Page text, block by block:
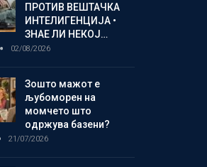
ПРОТИВ ВЕШТАЧКА
ИНТЕЛИГЕНЦИЈА •
ЗНАЕ ЛИ НЕКОЈ…
02/08/2026
Зошто мажот е
љубоморен на
момчето што
одржува базени?
21/07/2026